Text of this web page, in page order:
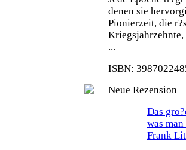
denen sie
Pionierzeit, die
...
ISBN:
Neue Rezension
Das
was
Frank